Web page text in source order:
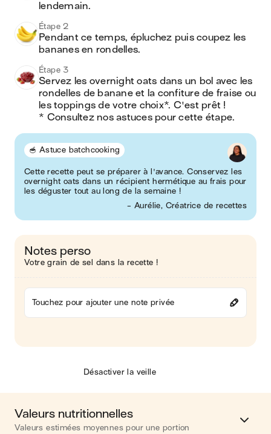
lendemain.
Étape 2
Pendant ce temps, épluchez puis coupez les
bananes en rondelles.
Étape 3
Servez les overnight oats dans un bol avec les
rondelles de banane et la confiture de fraise ou
les toppings de votre choix*. C'est prêt !
* Consultez nos astuces pour cette étape.
🥣 Astuce batchcooking
Cette recette peut se préparer à l'avance. Conservez les
overnight oats dans un récipient hermétique au frais pour
les déguster tout au long de la semaine !
- Aurélie, Créatrice de recettes
Notes perso
Votre grain de sel dans la recette !
Touchez pour ajouter une note privée
Désactiver la veille
Valeurs nutritionnelles
Valeurs estimées moyennes pour une portion